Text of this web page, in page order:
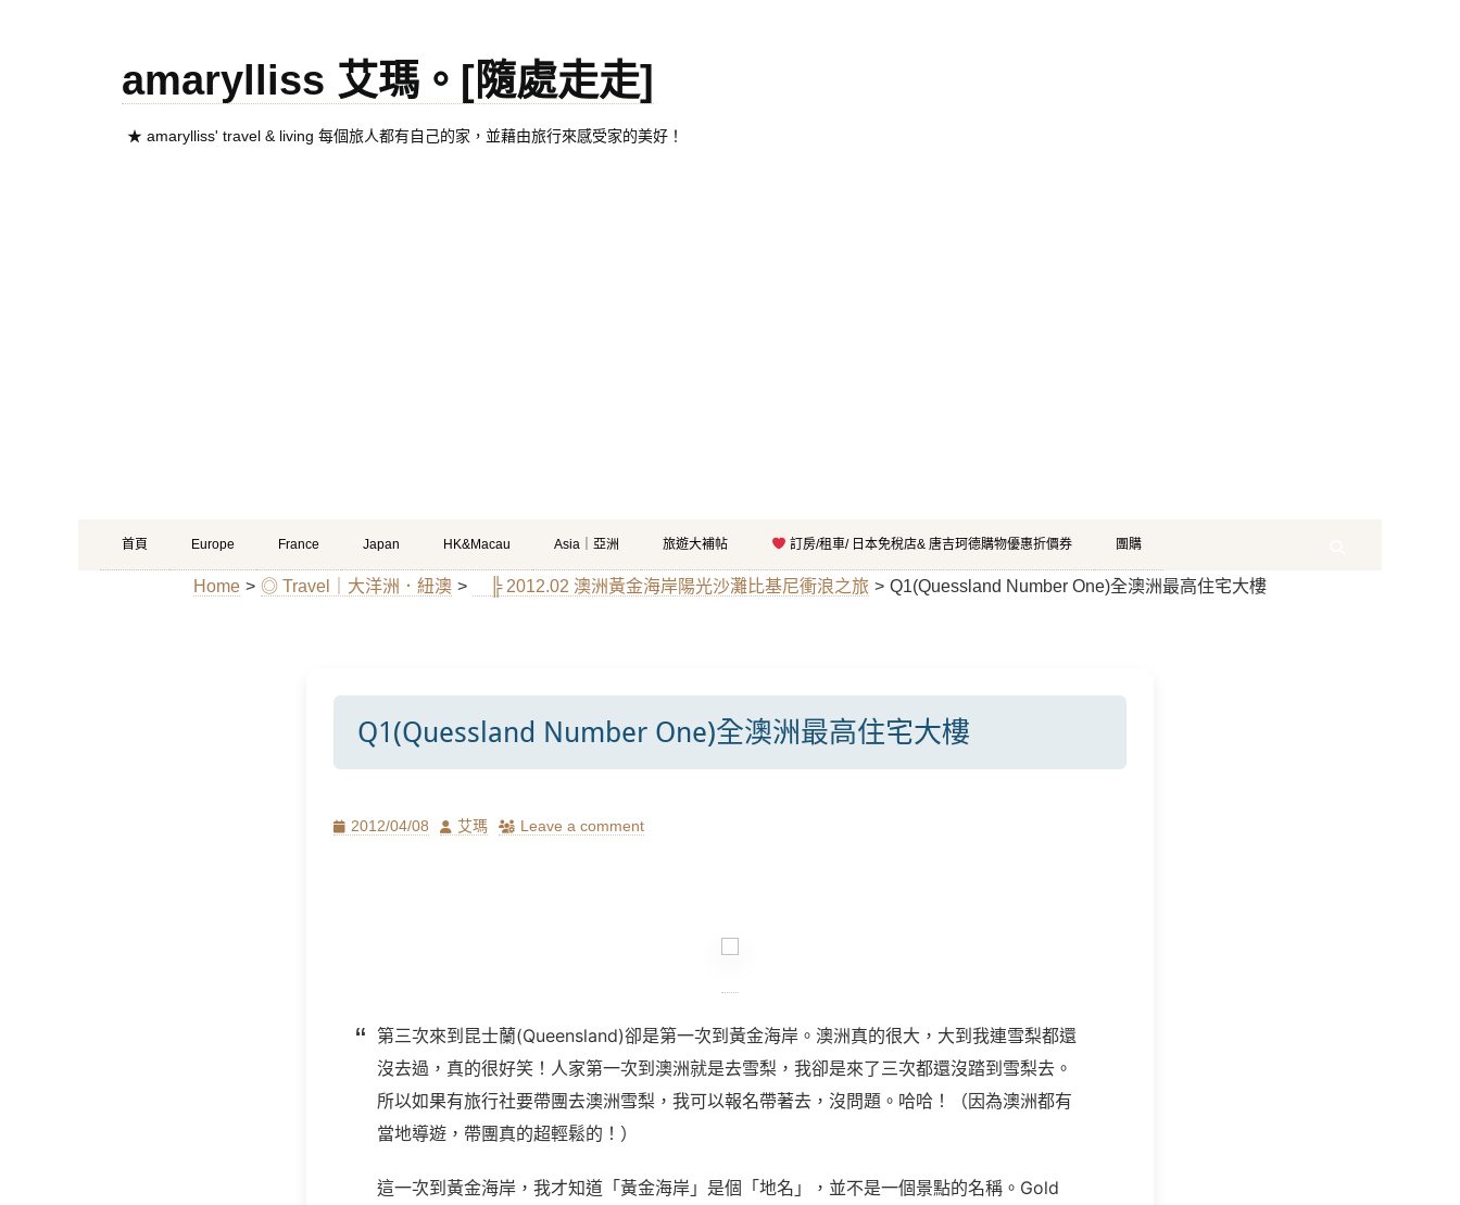
amarylliss 艾瑪。[隨處走走]
★ amarylliss' travel & living 每個旅人都有自己的家，並藉由旅行來感受家的美好！
Primary
Menu
Skip
to
首頁 Europe France Japan HK&Macau Asia｜亞洲 旅遊大補帖 訂房/租車/ 日本免稅店& 唐吉珂德購物優惠折價券 團購
Home > ◎ Travel｜大洋洲．紐澳 > ╠ 2012.02 澳洲黃金海岸陽光沙灘比基尼衝浪之旅 > Q1(Quessland Number One)全澳洲最高住宅大樓
Q1(Quessland Number One)全澳洲最高住宅大樓
Posted
2012/04/08 Author
艾瑪 Leave a comment
第三次來到昆士蘭(Queensland)卻是第一次到黃金海岸。澳洲真的很大，大到我連雪梨都還
沒去過，真的很好笑！人家第一次到澳洲就是去雪梨，我卻是來了三次都還沒踏到雪梨去。
所以如果有旅行社要帶團去澳洲雪梨，我可以報名帶著去，沒問題。哈哈！（因為澳洲都有
當地導遊，帶團真的超輕鬆的！）
這一次到黃金海岸，我才知道「黃金海岸」是個「地名」，並不是一個景點的名稱。 Gold